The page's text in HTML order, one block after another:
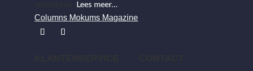
Lees meer…
Columns Mokums Magazine